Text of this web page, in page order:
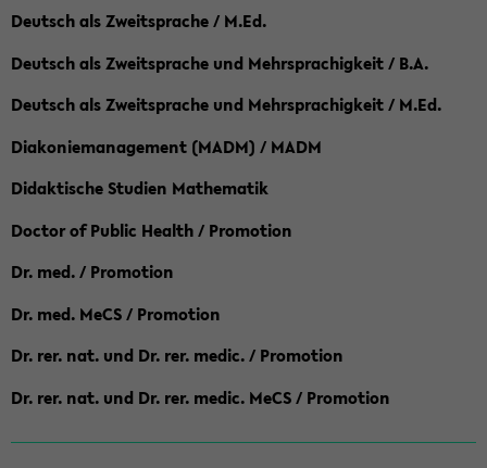
Deutsch als Zweitsprache / M.Ed.
Deutsch als Zweitsprache und Mehrsprachigkeit / B.A.
Deutsch als Zweitsprache und Mehrsprachigkeit / M.Ed.
Diakoniemanagement (MADM) / MADM
Didaktische Studien Mathematik
Doctor of Public Health / Promotion
Dr. med. / Promotion
Dr. med. MeCS / Promotion
Dr. rer. nat. und Dr. rer. medic. / Promotion
Dr. rer. nat. und Dr. rer. medic. MeCS / Promotion